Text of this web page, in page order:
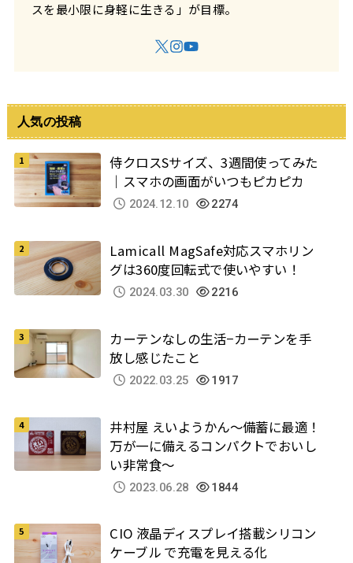
スを最小限に身軽に生きる」が目標。
人気の投稿
侍クロスSサイズ、3週間使ってみた
｜スマホの画面がいつもピカピカ
2024.12.10 2274
Lamicall MagSafe対応スマホリン
グは360度回転式で使いやすい！
2024.03.30 2216
カーテンなしの生活−カーテンを手
放し感じたこと
2022.03.25 1917
井村屋 えいようかん～備蓄に最適！
万が一に備えるコンパクトでおいし
い非常食～
2023.06.28 1844
CIO 液晶ディスプレイ搭載シリコン
ケーブル で充電を見える化